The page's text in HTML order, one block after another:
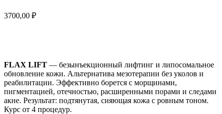
3700,00 ₽
FLAX LIFT — безынъекционный лифтинг и липосомальное
обновление кожи. Альтернатива мезотерапии без уколов и
реабилитации. Эффективно борется с морщинами,
пигментацией, отечностью, расширенными порами и следами
акне. Результат: подтянутая, сияющая кожа с ровным тоном.
Курс от 4 процедур.